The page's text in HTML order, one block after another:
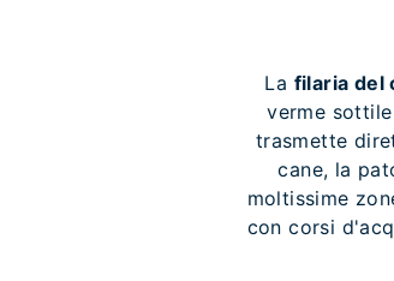
La filaria del
verme
trasmette
cane, la
moltissime
con corsi